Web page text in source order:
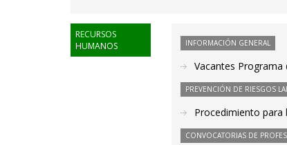
RECURSOS
HUMANOS
INFORMACIÓN GENERAL
Vacantes
PREVENCIÓN DE RIESGOS
Procedimiento para
CONVOCATORIAS DE